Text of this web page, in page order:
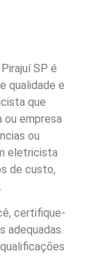
SP é
qualidade e
que
ou empresa
ou
eletricista
de custo,
certifique-
adequadas.